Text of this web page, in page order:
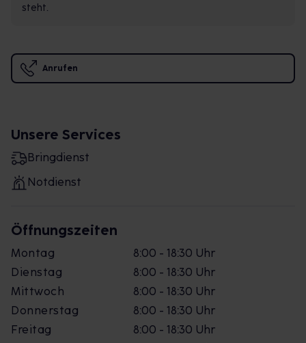
steht.
Anrufen
Unsere Services
Bringdienst
Notdienst
Öffnungszeiten
Montag
8:00 - 18:30 Uhr
Dienstag
8:00 - 18:30 Uhr
Mittwoch
8:00 - 18:30 Uhr
Donnerstag
8:00 - 18:30 Uhr
Freitag
8:00 - 18:30 Uhr